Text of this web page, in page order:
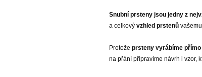
Snubní prsteny jsou jedny z
a celkový vzhled prstenů
Protože prsteny vyrábíme
na přání připravíme návrh i vzor,